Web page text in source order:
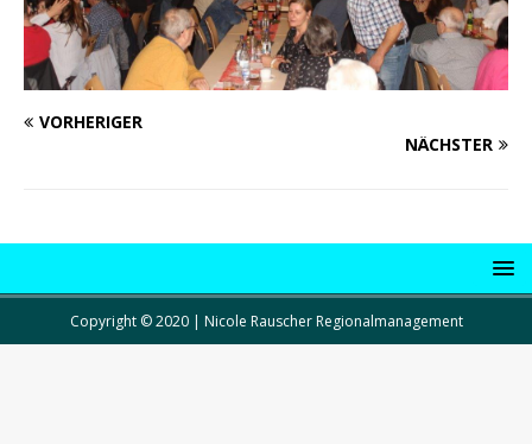
VORHERIGER
NÄCHSTER
Copyright © 2020 | Nicole Rauscher Regionalmanagement